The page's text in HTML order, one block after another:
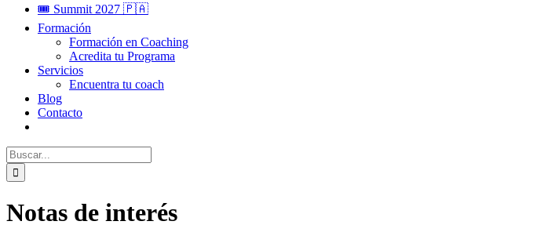
🎟️ Summit 2027 🇵🇦
Formación
Formación en Coaching
Acredita tu Programa
Servicios
Encuentra tu coach
Blog
Contacto
Buscar:
Notas de interés